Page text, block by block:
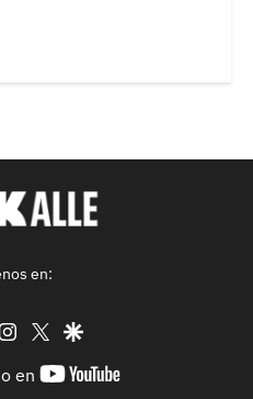
en:
instagram
twittergoogle
en
youtube-